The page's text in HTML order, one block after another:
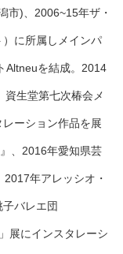
市)、2006~15年ザ・
に所属しメインパ
Altneuを結成。2014
資生堂第七次椿会メ
ーション作品を展
、2016年愛知県芸
年アレッシオ・
バレエ団
展にインスタレーシ